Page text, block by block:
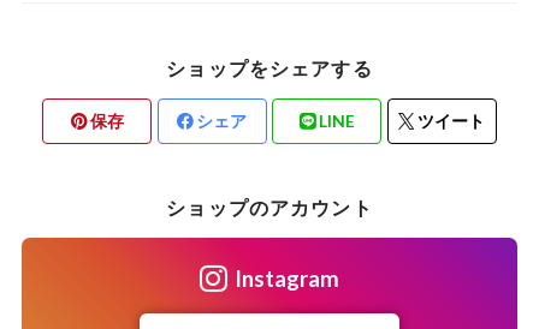
ショップをシェアする
保存 シェア LINE ツイート
ショップのアカウント
Instagram